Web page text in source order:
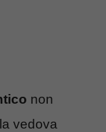
non
vedova